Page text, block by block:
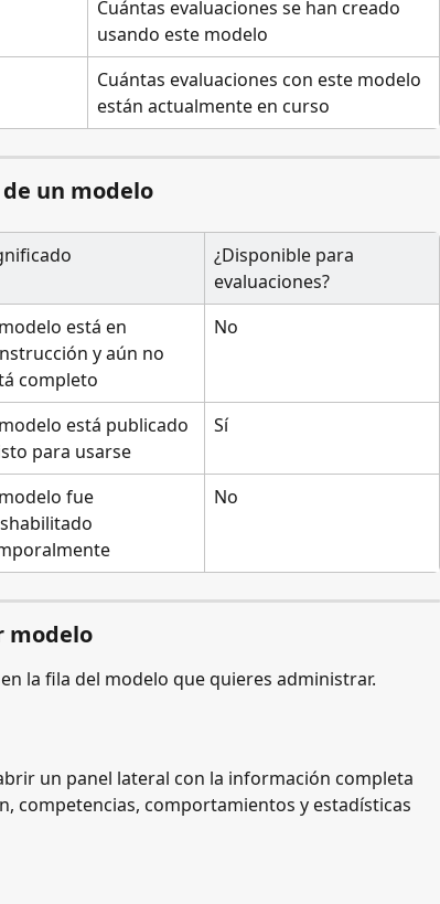
Cuántas evaluaciones se han creado
usando este modelo
Cuántas evaluaciones con este modelo
están actualmente en curso
un modelo
¿Disponible para
evaluaciones?
está en
y aún no
completo
No
está publicado
para usarse
Sí
fue
No
modelo
la fila del modelo que quieres administrar.
un panel lateral con la información completa
competencias, comportamientos y estadísticas